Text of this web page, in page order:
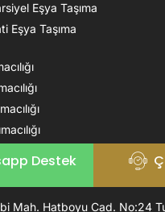
Eşya Taşıma
Eşya Taşıma
Mah. Hatboyu Cad. No:24
Destek